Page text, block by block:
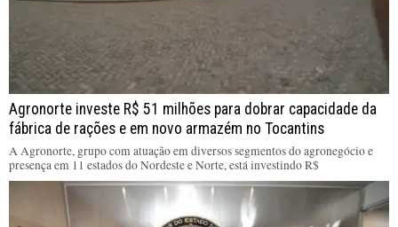
Agronorte investe R$ 51 milhões para dobrar capacidade da
fábrica de rações e em novo armazém no Tocantins
A Agronorte, grupo com atuação em diversos segmentos do agronegócio e
presença em 11 estados do Nordeste e Norte, está investindo R$